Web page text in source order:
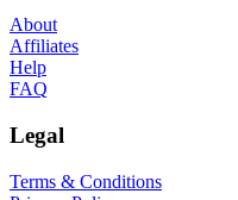
About
Affiliates
Help
FAQ
Legal
Terms & Conditions